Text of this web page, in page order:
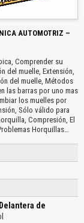
AUTOMOTRIZ –
Comprender su
del muelle, Extensión,
del muelle, Métodos
las barras por uno mas
los muelles por
Sólo válido para
Compresión, El
Horquillas…
de